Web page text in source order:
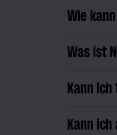
Wie
Was ist
Kann ich
Kann ich